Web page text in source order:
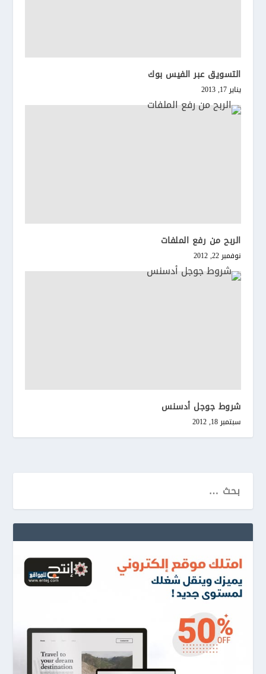
التسويق عبر الفيس بوك
يناير 17, 2013
الربح من رفع الملفات
نوفمبر 22, 2012
شروط جوجل أدسنس
سبتمبر 18, 2012